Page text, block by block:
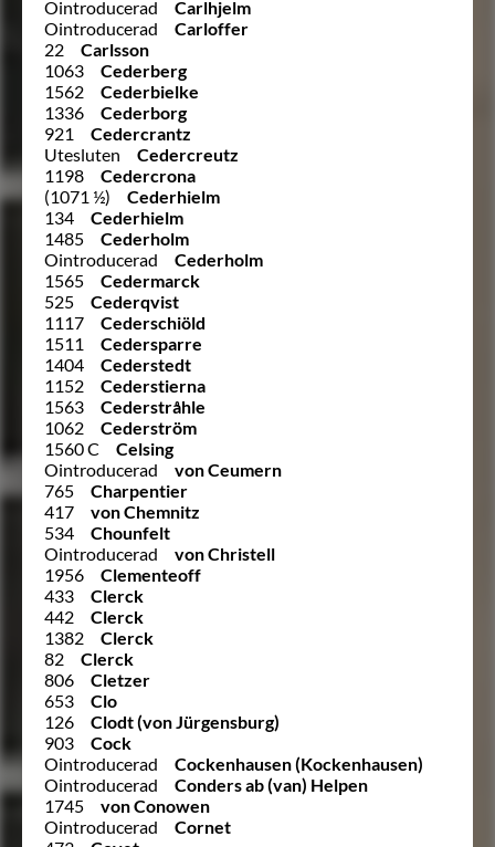
Ointroducerad
Carlhjelm
Ointroducerad
Carloffer
22
Carlsson
1063
Cederberg
1562
Cederbielke
1336
Cederborg
921
Cedercrantz
Utesluten
Cedercreutz
1198
Cedercrona
(1071 ½)
Cederhielm
134
Cederhielm
1485
Cederholm
Ointroducerad
Cederholm
1565
Cedermarck
525
Cederqvist
1117
Cederschiöld
1511
Cedersparre
1404
Cederstedt
1152
Cederstierna
1563
Cederstråhle
1062
Cederström
1560 C
Celsing
Ointroducerad
von Ceumern
765
Charpentier
417
von Chemnitz
534
Chounfelt
Ointroducerad
von Christell
1956
Clementeoff
433
Clerck
442
Clerck
1382
Clerck
82
Clerck
806
Cletzer
653
Clo
126
Clodt (von Jürgensburg)
903
Cock
Ointroducerad
Cockenhausen (Kockenhausen)
Ointroducerad
Conders ab (van) Helpen
1745
von Conowen
Ointroducerad
Cornet